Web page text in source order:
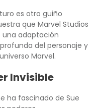
es otro guiño
que Marvel Studios
una adaptación
del personaje y
Marvel.
Invisible
ha fascinado de Sue